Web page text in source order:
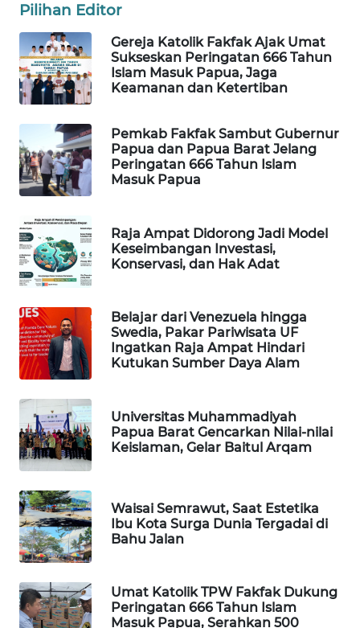
Pilihan Editor
Gereja Katolik Fakfak Ajak Umat
Sukseskan Peringatan 666 Tahun
Islam Masuk Papua, Jaga
Keamanan dan Ketertiban
Pemkab Fakfak Sambut Gubernur
Papua dan Papua Barat Jelang
Peringatan 666 Tahun Islam
Masuk Papua
Raja Ampat Didorong Jadi Model
Keseimbangan Investasi,
Konservasi, dan Hak Adat
Belajar dari Venezuela hingga
Swedia, Pakar Pariwisata UF
Ingatkan Raja Ampat Hindari
Kutukan Sumber Daya Alam
Universitas Muhammadiyah
Papua Barat Gencarkan Nilai-nilai
Keislaman, Gelar Baitul Arqam
Waisai Semrawut, Saat Estetika
Ibu Kota Surga Dunia Tergadai di
Bahu Jalan
Umat Katolik TPW Fakfak Dukung
Peringatan 666 Tahun Islam
Masuk Papua, Serahkan 500
WN
BORNEO
Wahana
Media
WAHANA
NEWS
WAHANA
ADVOKAT
WAHANA
INFRASTRUKTUR
KONSUMEN
WAHANA
LISTRIK
WAHANA
TRAVEL
TV